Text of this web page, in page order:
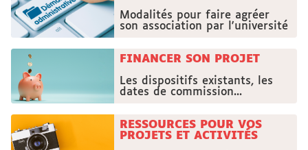
Modalités pour faire agréer
son association par l'université
FINANCER SON PROJET
Les dispositifs existants, les
dates de commission...
RESSOURCES POUR VOS
PROJETS ET ACTIVITÉS